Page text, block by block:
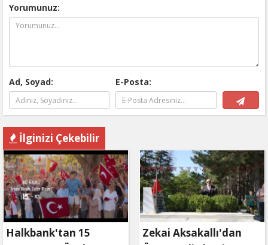
Yorumunuz:
Ad, Soyad: E-Posta:
İlginizi Çekebilir
Halkbank'tan 15
Zekai Aksakallı'dan